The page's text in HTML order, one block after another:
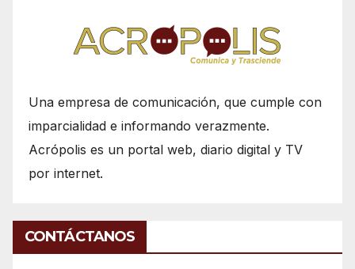
Una empresa de comunicación, que cumple con
imparcialidad e informando verazmente.
Acrópolis es un portal web, diario digital y TV
por internet.
CONTÁCTANOS